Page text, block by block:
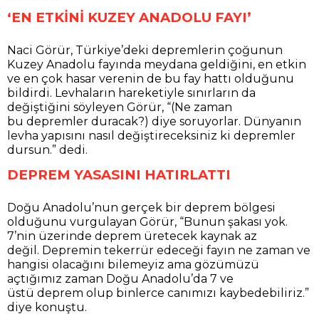
‘EN ETKİNİ KUZEY ANADOLU FAYI’
Naci Görür, Türkiye’deki depremlerin çoğunun
Kuzey Anadolu fayında meydana geldiğini, en etkin
ve en çok hasar verenin de bu fay hattı olduğunu
bildirdi. Levhaların hareketiyle sınırların da
değiştiğini söyleyen Görür, “(Ne zaman
bu depremler duracak?) diye soruyorlar. Dünyanın
levha yapısını nasıl değiştireceksiniz ki depremler
dursun.” dedi.
DEPREM YASASINI HATIRLATTI
Doğu Anadolu’nun gerçek bir deprem bölgesi
olduğunu vurgulayan Görür, “Bunun şakası yok.
7’nin üzerinde deprem üretecek kaynak az
değil. Depremin tekerrür edeceği fayın ne zaman ve
hangisi olacağını bilemeyiz ama gözümüzü
açtığımız zaman Doğu Anadolu’da 7 ve
üstü deprem olup binlerce canımızı kaybedebiliriz.”
diye konuştu.